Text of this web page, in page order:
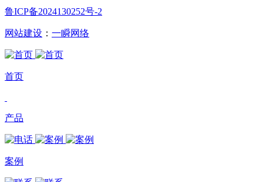
鲁ICP备2024130252号-2
网站建设 ： 一瞬网络
首页
产品
案例